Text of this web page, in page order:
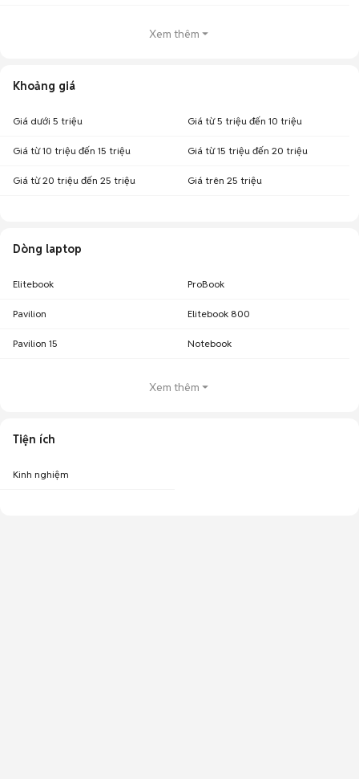
Xem thêm
Khoảng giá
Giá dưới 5 triệu Giá từ 5 triệu đến 10 triệu
Giá từ 10 triệu đến 15 triệu Giá từ 15 triệu đến 20 triệu
Giá từ 20 triệu đến 25 triệu Giá trên 25 triệu
Dòng laptop
Elitebook ProBook
Pavilion Elitebook 800
Pavilion 15 Notebook
Xem thêm
Tiện ích
Kinh nghiệm